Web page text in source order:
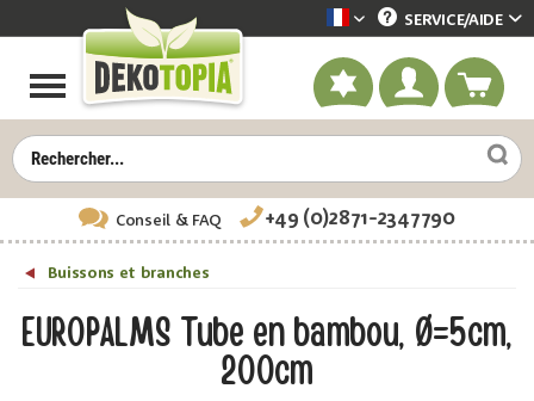
Dekotopia französisch
SERVICE/AIDE
Conseil& FAQ +49 (0)2871-2347790
Buissons et branches
EUROPALMS Tube en bambou, Ø=5cm,
200cm